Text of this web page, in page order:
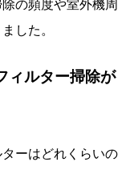
の頻度や室外機周
した。
ィルター掃除が
ーはどれくらいの